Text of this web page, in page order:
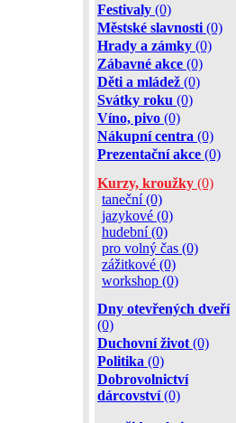
Festivaly (0)
Městské slavnosti (0)
Hrady a zámky (0)
Zábavné akce (0)
Děti a mládež (0)
Svátky roku (0)
Víno, pivo (0)
Nákupní centra (0)
Prezentační akce (0)
Kurzy, kroužky (0)
taneční (0)
jazykové (0)
hudební (0)
pro volný čas (0)
zážitkové (0)
workshop (0)
Dny otevřených dveří
(0)
Duchovní život (0)
Politika (0)
Dobrovolnictví
dárcovství(0)